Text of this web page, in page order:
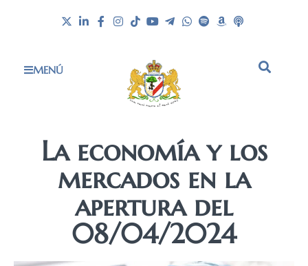
MENÚ
La economía y los
mercados en la
apertura del
08/04/2024